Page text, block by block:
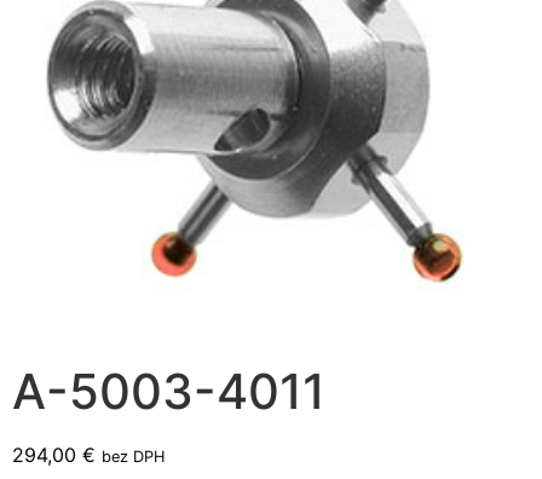
A-5003-4011
294,00 € bez DPH